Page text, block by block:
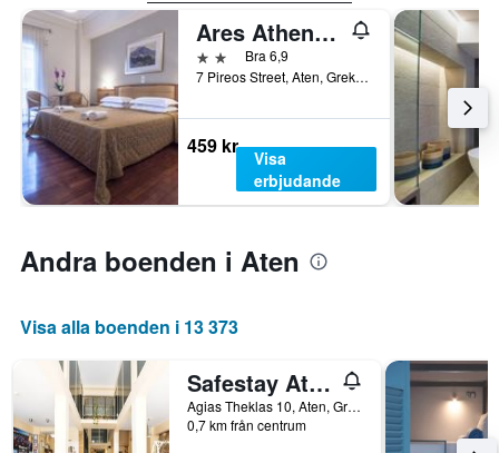
Ares Athens Hotel
2 stjärnorBra 6,9
7 Pireos Street, Aten, Grekland
459 kr
Visa
erbjudande
Andra boenden i Aten
Visa alla boenden i 13 373
Safestay Athens Monastiraki
Agias Theklas 10, Aten, Grekland
0,7 km från centrum